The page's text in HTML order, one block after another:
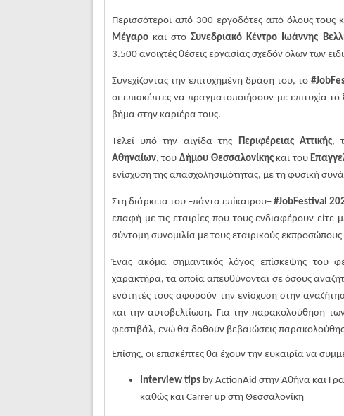
Περισσότεροι από 300 εργοδότες από όλους
Μέγαροκαι στοΣυνεδριακό Κέντρο Ιωάννης
3.500 ανοιχτές θέσεις εργασίας σχεδόν όλων των
Συνεχίζοντας την επιτυχημένη δράση του, το#
οι επισκέπτες να πραγματοποιήσουν με επιτυχία
βήμα στην καριέρα τους.
Τελεί υπό την αιγίδα της Περιφέρειας Αττικής,
Αθηναίων, του Δήμου Θεσσαλονίκηςκαι του
ενίσχυση της απασχολησιμότητας, με τη φυσική
Στη διάρκεια του –πάντα επίκαιρου–#JobFestival
επαφή με τις εταιρίες που τους ενδιαφέρουν
σύντομη συνομιλία με τους εταιρικούς
Ένας ακόμα σημαντικός λόγος επίσκεψης του
χαρακτήρα, τα οποία απευθύνονται σε όσους
ενότητές τους αφορούν την ενίσχυση στην
και την αυτοβελτίωση. Για την παρακολούθηση
φεστιβάλ, ενώ θα δοθούν βεβαιώσεις
Επίσης, οι επισκέπτες θα έχουν την ευκαιρία να
Interview tips by ActionAid στην Αθήνα και
καθώς και Carrer up στηΘεσσαλονίκη